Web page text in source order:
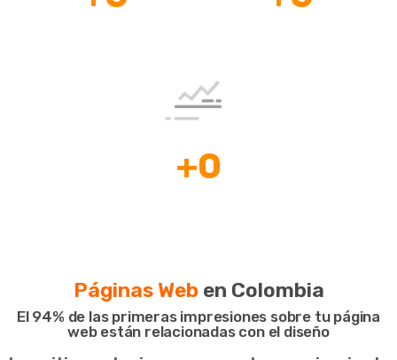
+0
Páginas Web en Colombia
El 94% de las primeras impresiones sobre tu página
web están relacionadas con el diseño